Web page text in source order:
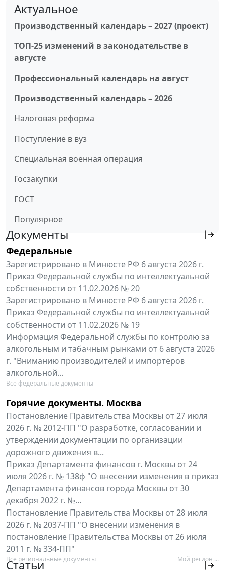
Актуальное
Производственный календарь – 2027 (проект)
ТОП-25 изменений в законодательстве в
августе
Профессиональный календарь на август
Производственный календарь – 2026
Налоговая реформа
Поступление в вуз
Специальная военная операция
Госзакупки
ГОСТ
Популярное
Документы
Федеральные
Зарегистрировано в Минюсте РФ 6 августа 2026 г.
Приказ Федеральной службы по интеллектуальной
собственности от 11.02.2026 № 20
Зарегистрировано в Минюсте РФ 6 августа 2026 г.
Приказ Федеральной службы по интеллектуальной
собственности от 11.02.2026 № 19
Информация Федеральной службы по контролю за
алкогольным и табачным рынками от 6 августа 2026
г. "Вниманию производителей и импортёров
алкогольной...
Все федеральные документы
Горячие документы. Москва
Постановление Правительства Москвы от 27 июля
2026 г. № 2012-ПП "О разработке, согласовании и
утверждении документации по организации
дорожного движения в...
Приказ Департамента финансов г. Москвы от 24
июля 2026 г. № 138ф "О внесении изменения в приказ
Департамента финансов города Москвы от 30
декабря 2022 г. №...
Постановление Правительства Москвы от 28 июля
2026 г. № 2037-ПП "О внесении изменения в
постановление Правительства Москвы от 26 июля
2011 г. № 334-ПП"
Все региональные документы Мой регион ...
Статьи